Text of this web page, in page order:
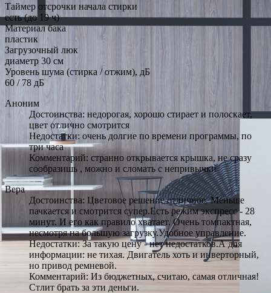
Таймер отсрочки начала стирки
есть (до 19 ч)
Материал бака
пластик
Загрузочный люк
диаметр 30 см
Уровень шума (стирка / отжим), дБ
60 / 78 дБ
Аноним
Достоинства: недорогая, хорошо стирает и полоскает,
цвет отлично смотрится
Недостатки: очень долгие по времени программы, по
три часа
Комментарий: странно открывается крышка, не сразу
сообразишь , можно и сломать с непривычки
Вера
Достоинства: Цветовое решение отличное. Меньше
пачкается и смотрится супер.Есть режим экспресс - 28
минут. И его как правило хватает. Очень томпактная,
несмотря на большую загрузку.Удобное управление.
Недостатки: За такую цену - нет недостатков.А для
информации: не тихая. Двигатель хоть и инверторный,
но привод ремневой.
Комментарий: Из бюджетных, считаю, самая отличная!
Стлит брать за эти деньги.